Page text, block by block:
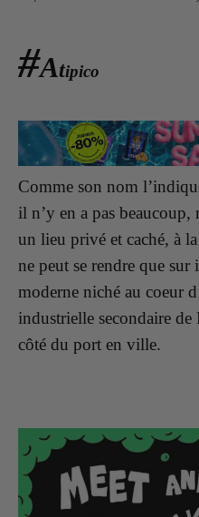
#Atipico
Comme son nom
il n’y en a pas beaucoup,
un lieu privé et caché, à
ne peut se rendre que
moderne niché au coeur
industrielle secondaire
côté du port en ville.